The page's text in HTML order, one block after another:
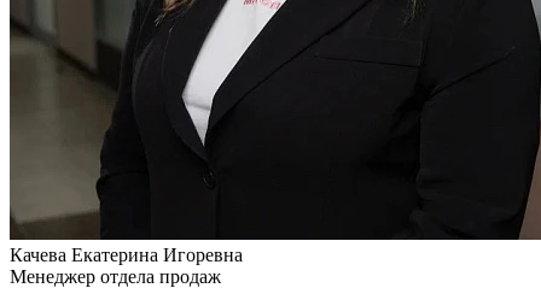
Качева Екатерина Игоревна
Менеджер отдела продаж